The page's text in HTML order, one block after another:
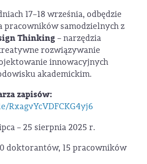
17–18 września, odbędzie
pracowników samodzielnych z
Thinking – narzędzia
rozwiązywanie
innowacyjnych
akademickim.
zapisów:
RxagvYcVDFCKG4yj6
– 25 sierpnia 2025 r.
doktorantów, 15 pracowników